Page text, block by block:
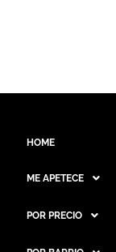
HOME
ME APETECE
POR PRECIO